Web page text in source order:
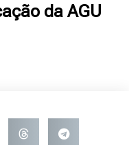
da AGU